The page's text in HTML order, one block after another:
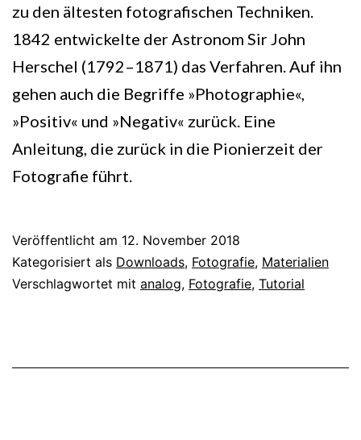
zu den ältesten fotografischen Techniken.
1842 entwickelte der Astronom Sir John
Herschel (1792–1871) das Verfahren. Auf ihn
gehen auch die Begriffe »Photographie«,
»Positiv« und »Negativ« zurück. Eine
Anleitung, die zurück in die Pionierzeit der
Fotografie führt.
Veröffentlicht am 12. November 2018
Kategorisiert als Downloads, Fotografie, Materialien
Verschlagwortet mit analog, Fotografie, Tutorial